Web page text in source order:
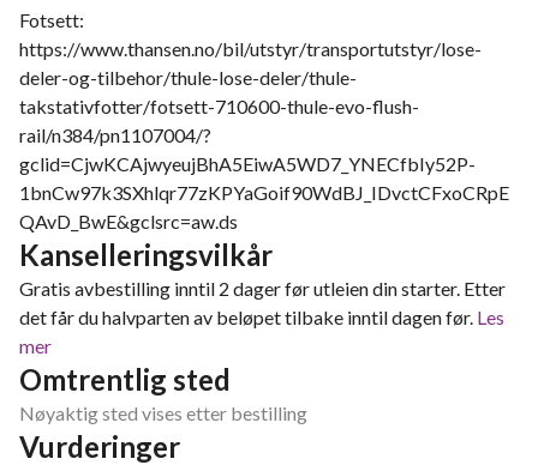
Fotsett:
https://www.thansen.no/bil/utstyr/transportutstyr/lose-
deler-og-tilbehor/thule-lose-deler/thule-
takstativfotter/fotsett-710600-thule-evo-flush-
rail/n384/pn1107004/?
gclid=CjwKCAjwyeujBhA5EiwA5WD7_YNECfbIy52P-
1bnCw97k3SXhlqr77zKPYaGoif90WdBJ_IDvctCFxoCRpE
QAvD_BwE&gclsrc=aw.ds
Kanselleringsvilkår
Gratis avbestilling inntil 2 dager før utleien din starter. Etter
det får du halvparten av beløpet tilbake inntil dagen før. Les
mer
Omtrentlig sted
Nøyaktig sted vises etter bestilling
Vurderinger